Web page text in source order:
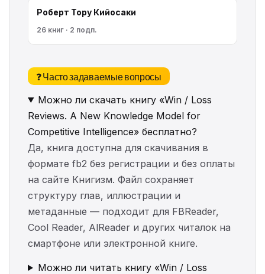
Роберт Тору Кийосаки
26 книг · 2 подп.
❓ Часто задаваемые вопросы
Можно ли скачать книгу «Win / Loss
Reviews. A New Knowledge Model for
Competitive Intelligence» бесплатно?
Да, книга доступна для скачивания в
формате fb2 без регистрации и без оплаты
на сайте Книгизм. Файл сохраняет
структуру глав, иллюстрации и
метаданные — подходит для FBReader,
Cool Reader, AlReader и других читалок на
смартфоне или электронной книге.
Можно ли читать книгу «Win / Loss